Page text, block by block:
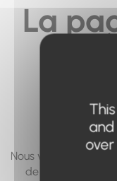
La
Nous vous invitons
de page, ou à
and